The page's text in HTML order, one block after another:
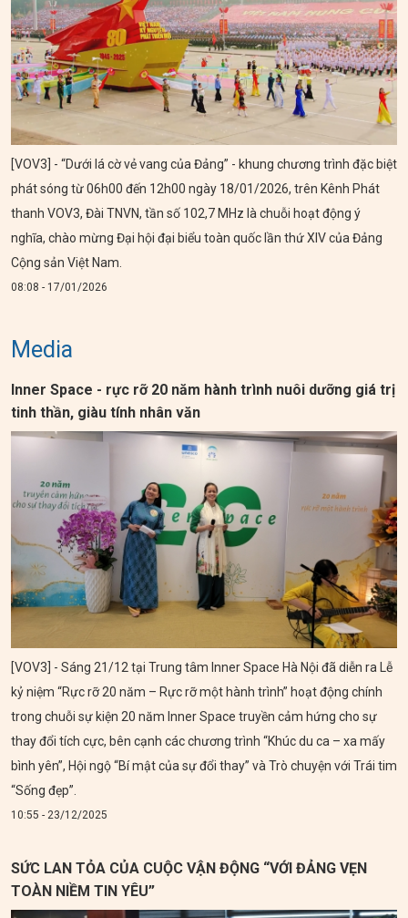
[VOV3] - “Dưới lá cờ vẻ vang của Đảng” - khung chương trình đặc biệt
phát sóng từ 06h00 đến 12h00 ngày 18/01/2026, trên Kênh Phát
thanh VOV3, Đài TNVN, tần số 102,7 MHz là chuỗi hoạt động ý
nghĩa, chào mừng Đại hội đại biểu toàn quốc lần thứ XIV của Đảng
Cộng sản Việt Nam.
08:08 - 17/01/2026
Media
Inner Space - rực rỡ 20 năm hành trình nuôi dưỡng giá trị
tinh thần, giàu tính nhân văn
[VOV3] - Sáng 21/12 tại Trung tâm Inner Space Hà Nội đã diễn ra Lễ
kỷ niệm “Rực rỡ 20 năm – Rực rỡ một hành trình” hoạt động chính
trong chuỗi sự kiện 20 năm Inner Space truyền cảm hứng cho sự
thay đổi tích cực, bên cạnh các chương trình “Khúc du ca – xa mấy
bình yên”, Hội ngộ “Bí mật của sự đổi thay” và Trò chuyện với Trái tim
“Sống đẹp”.
10:55 - 23/12/2025
SỨC LAN TỎA CỦA CUỘC VẬN ĐỘNG “VỚI ĐẢNG VẸN
TOÀN NIỀM TIN YÊU”